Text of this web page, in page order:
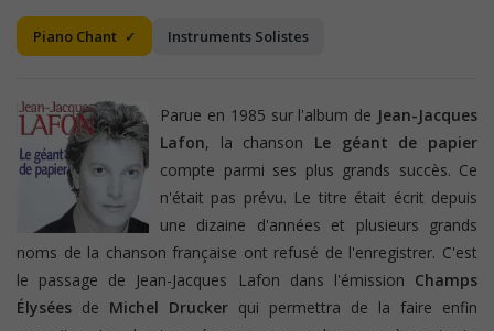
Piano Chant Instruments Solistes
Parue en 1985 sur l'album de Jean-Jacques
Lafon, la chanson Le géant de papier
compte parmi ses plus grands succès. Ce
n'était pas prévu. Le titre était écrit depuis
une dizaine d'années et plusieurs grands
noms de la chanson française ont refusé de l'enregistrer. C'est
le passage de Jean-Jacques Lafon dans l'émission Champs
Élysées de Michel Drucker qui permettra de la faire enfin